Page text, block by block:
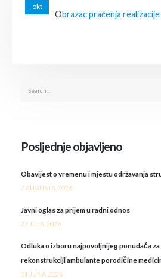
okt
Obrazac praćenja
Posljednje objavljeno
Obavijest o vremenu i mjestu održavanja
7 AUGUSTA, 2026
Javni oglas za prijem u radni odnos
27 JULA, 2026
Odluka o izboru najpovoljnijeg ponuđača za
rekonstrukciji ambulante porodičine
11 JUNA, 2026